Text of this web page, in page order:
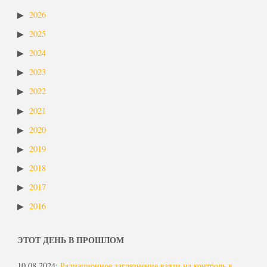
2026
2025
2024
2023
2022
2021
2020
2019
2018
2017
2016
ЭТОТ ДЕНЬ В ПРОШЛОМ